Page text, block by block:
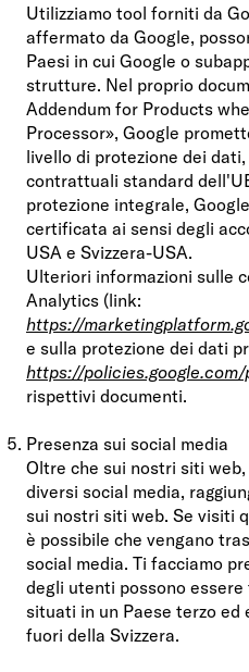
Utilizziamo tool forniti da
affermato da Google,
Paesi in cui Google o
strutture. Nel proprio
Addendum for Products
Processor», Google
livello di protezione dei
contrattuali standard
protezione integrale,
certificata ai sensi degli
USA e Svizzera-USA.
Ulteriori informazioni sulle
Analytics (link:
https://
e sulla protezione dei dati
https://
rispettivi documenti.
Presenza sui social media
Oltre che sui nostri siti
diversi social media,
sui nostri siti web. Se visiti
è possibile che vengano
social media. Ti facciamo
degli utenti possono
situati in un Paese terzo
fuori della Svizzera.